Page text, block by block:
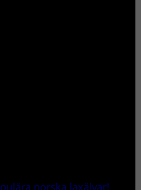
norska laxälvar!